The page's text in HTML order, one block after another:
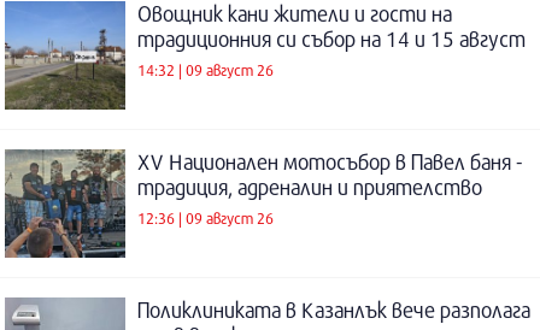
Овощник кани жители и гости на
традиционния си събор на 14 и 15 август
14:32 | 09 август 26
XV Национален мотосъбор в Павел баня -
традиция, адреналин и приятелство
12:36 | 09 август 26
Поликлиниката в Казанлък вече разполага